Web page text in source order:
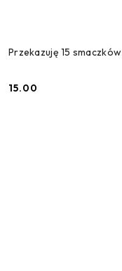
Przekazuję 15 smaczków
Cena:
15.00